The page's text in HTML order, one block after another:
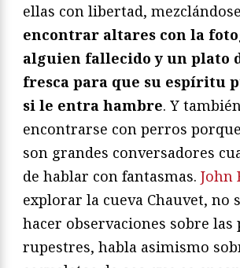
ellas con libertad,
encontrar altares con la
alguien fallecido y un plato
fresca para que su espíritu
si le entra hambre. Y
encontrarse con perros
son grandes conversadores
de hablar con fantasmas. John
explorar la cueva Chauvet, no
hacer observaciones sobre
rupestres, habla asimismo